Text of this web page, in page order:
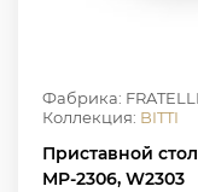
Фабрика:
Коллекция: BITTI
Приставной
MP-2306, W2303